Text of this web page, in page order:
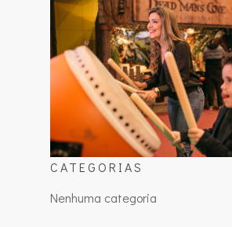
CATEGORIAS
Nenhuma categoria